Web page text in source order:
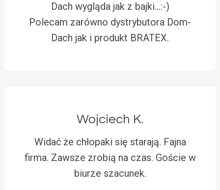
Dach wygląda jak z bajki…:-)
Polecam zarówno dystrybutora Dom-
Dach jak i produkt BRATEX.
Wojciech K.
Widać że chłopaki się starają. Fajna
firma. Zawsze zrobią na czas. Goście w
biurze szacunek.